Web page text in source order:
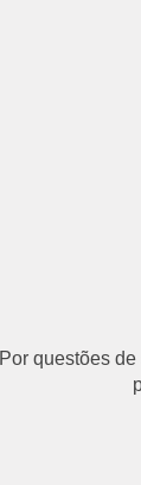
Por questões